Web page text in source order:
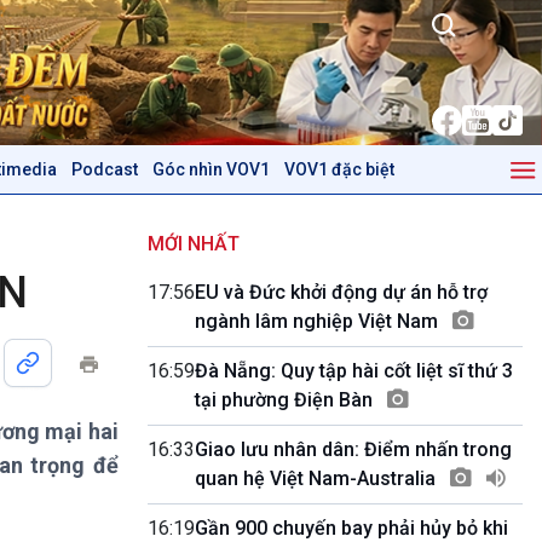
Podcast Góc nhìn VOV1 VOV1 đặc biệt
Dòng chảy Kinh tế
Khởi nghiệp
Tuyên chiến với gian lận
Mùa vàng
Biển đảo Việt Nam
Tâm tình biên giới và hải
đảo
Tìm hiểu biển, đảo Việt
Nam
Góc nhìn VOV1
Bình luận
mại hai
trọng để
MỚI NHẤT
17:56EU và Đức khởi động dự án hỗ trợ
ngành lâm nghiệp Việt Nam
16:59Đà Nẵng: Quy tập hài cốt liệt sĩ thứ 3
tại phường Điện Bàn
16:33Giao lưu nhân dân: Điểm nhấn trong
quan hệ Việt Nam-Australia
16:19Gần 900 chuyến bay phải hủy bỏ khi